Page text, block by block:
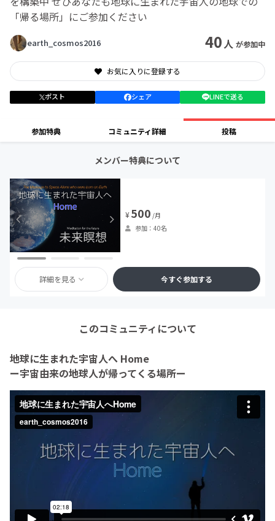
「帰る場所」にご参加ください
earth_cosmos2016 40人 が参加中
お気に入りに登録する
ポスト シェア LINEで送る
参加特典 コミュニティ詳細 投稿
メンバー特典について
¥500 /月
参加：40名
詳細を見る 今すぐ参加する
このコミュニティについて
地球に生まれた宇宙人へ Home
ー宇宙由来の地球人が帰ってくる場所ー